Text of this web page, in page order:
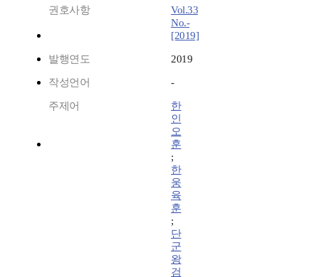
권호사항
Vol.33
No.-
[2019]
발행연도 2019
작성언어 -
주제어
한
인
오
훈
;
한
웅
육
훈
;
단
군
왕
검